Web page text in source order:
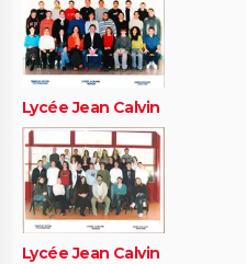
Lycée Jean Calvin
Lycée Jean Calvin